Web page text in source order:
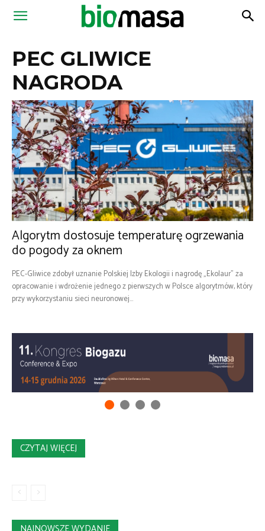
Magazyn
PEC GLIWICE
NAGRODA
Algorytm dostosuje temperaturę ogrzewania
do pogody za oknem
PEC-Gliwice zdobył uznanie Polskiej Izby Ekologii i nagrodę „Ekolaur" za
opracowanie i wdrożenie jednego z pierwszych w Polsce algorytmów, który
przy wykorzystaniu sieci neuronowej...
CZYTAJ WIĘCEJ